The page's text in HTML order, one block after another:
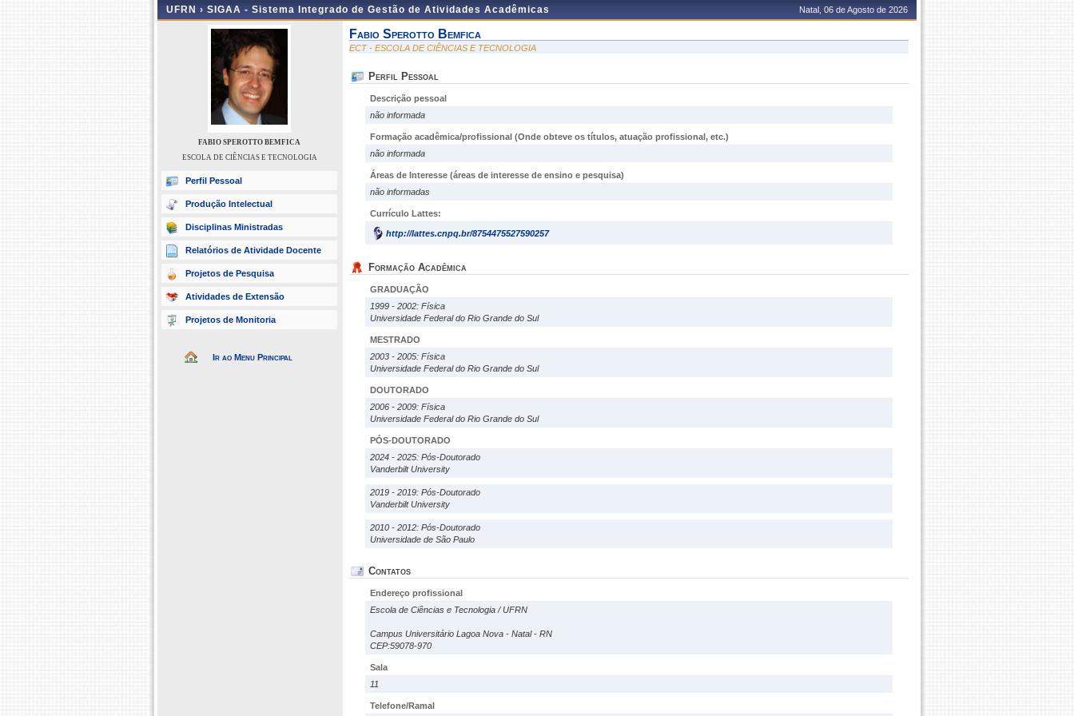
UFRN › SIGAA - Sistema Integrado de Gestão de Atividades Acadêmicas Natal, 06 de Agosto de 2026
FABIO SPEROTTO BEMFICA
ESCOLA DE CIÊNCIAS E TECNOLOGIA
Perfil Pessoal
Produção Intelectual
Disciplinas Ministradas
Relatórios de Atividade Docente
Projetos de Pesquisa
Atividades de Extensão
Projetos de Monitoria
Ir ao Menu Principal
Fabio Sperotto Bemfica
ECT - ESCOLA DE CIÊNCIAS E TECNOLOGIA
Perfil Pessoal
Descrição pessoal
não informada
Formação acadêmica/profissional (Onde obteve os títulos, atuação profissional, etc.)
não informada
Áreas de Interesse (áreas de interesse de ensino e pesquisa)
não informadas
Currículo Lattes:
http://lattes.cnpq.br/8754475527590257
Formação Acadêmica
GRADUAÇÃO
1999 - 2002: Física
Universidade Federal do Rio Grande do Sul
MESTRADO
2003 - 2005: Física
Universidade Federal do Rio Grande do Sul
DOUTORADO
2006 - 2009: Física
Universidade Federal do Rio Grande do Sul
PÓS-DOUTORADO
2024 - 2025: Pós-Doutorado
Vanderbilt University
2019 - 2019: Pós-Doutorado
Vanderbilt University
2010 - 2012: Pós-Doutorado
Universidade de São Paulo
Contatos
Endereço profissional
Escola de Ciências e Tecnologia / UFRN
Campus Universitário Lagoa Nova - Natal - RN
CEP:59078-970
Sala
11
Telefone/Ramal